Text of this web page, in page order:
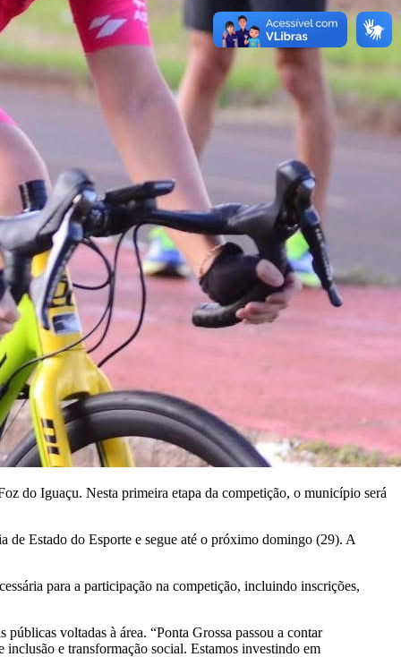
do Iguaçu. Nesta primeira etapa da competição, o município será
de Estado do Esporte e segue até o próximo domingo (29). A
para a participação na competição, incluindo inscrições,
voltadas à área. “Ponta Grossa passou a contar
inclusão e transformação social. Estamos investindo em